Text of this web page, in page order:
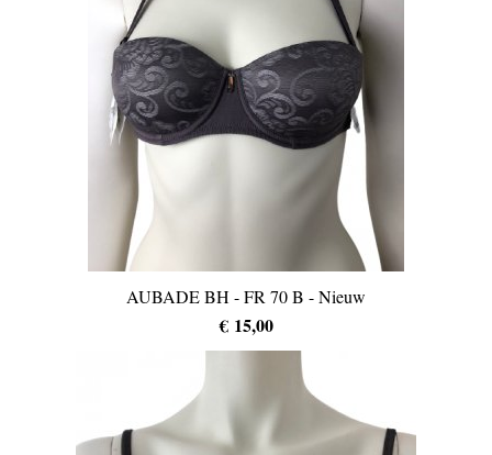
AUBADE BH - FR 70 B - Nieuw
€ 15,00